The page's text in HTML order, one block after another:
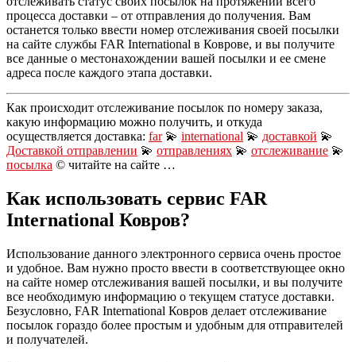
процесса доставки – от отправления до получения. Вам
останется только ввести номер отслеживания своей посылки
на сайте службы FAR International в Коврове, и вы получите
все данные о местонахождении вашей посылки и ее смене
адреса после каждого этапа доставки.
Как происходит отслеживание посылок по номеру заказа,
какую информацию можно получить, и откуда
осуществляется доставка: far💫 international 💫 доставкой 💫
Доставкой отправлении 💫 отправлениях 💫 отслеживание 💫
посылка © читайте на сайте …
Как использовать сервис FAR
International Ковров?
Использование данного электронного сервиса очень простое
и удобное. Вам нужно просто ввести в соответствующее окно
на сайте номер отслеживания вашей посылки, и вы получите
все необходимую информацию о текущем статусе доставки.
Безусловно, FAR International Ковров делает отслеживание
посылок гораздо более простым и удобным для отправителей
и получателей.